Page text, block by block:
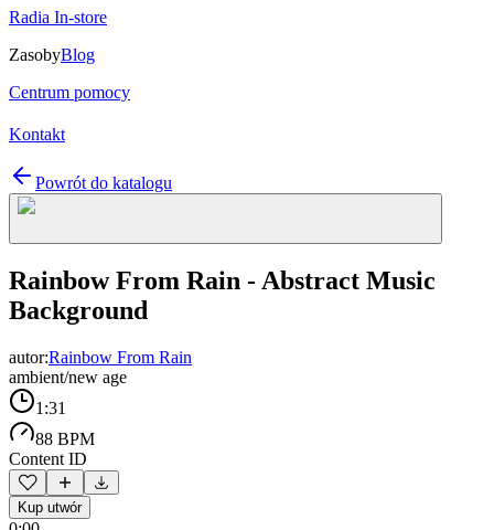
Radia In-store
ZasobyBlog
Centrum pomocy
Kontakt
Powrót do katalogu
Rainbow From Rain - Abstract Music
Background
autor:Rainbow From Rain
ambient/new age
1:31
88 BPM
Content ID
Kup utwór